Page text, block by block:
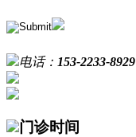
电话： 153-2233-8929
门诊时间